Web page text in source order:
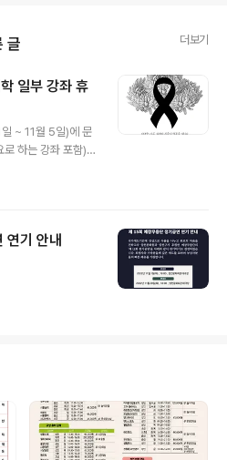
글 더보기
일부 강좌 휴
~ 11월 5일)에 문
로 하는 강좌 포함),
심어린 위로를 전
다. ■ 휴강 강좌 경
물놀이, 수요 성
연기 안내